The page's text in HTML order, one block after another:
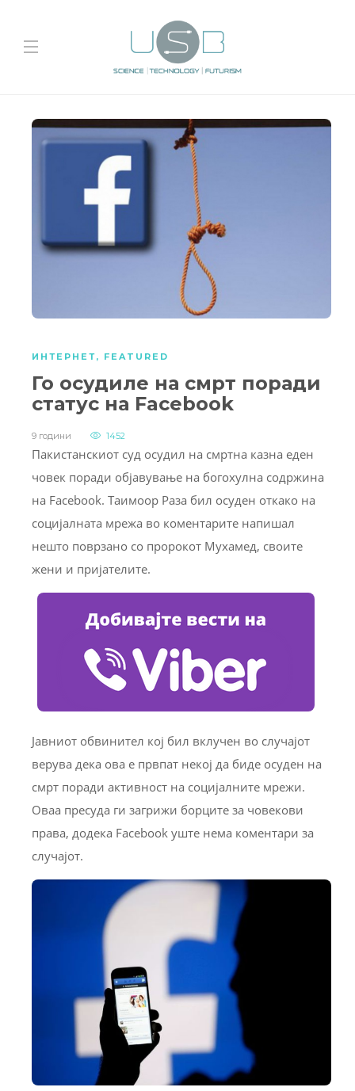
ИНТЕРНЕТ, FEATURED
Го осудиле на смрт поради
статус на Facebook
9 години 1452
Пакистанскиот суд осудил на смртна казна еден
човек поради објавување на богохулна содржина
на Facebook. Таимоор Раза бил осуден откако на
социјалната мрежа во коментарите напишал
нешто поврзано со пророкот Мухамед, своите
жени и пријателите.
Јавниот обвинител кој бил вклучен во случајот
верува дека ова е првпат некој да биде осуден на
смрт поради активност на социјалните мрежи.
Оваа пресуда ги загрижи борците за човекови
права, додека Facebook уште нема коментари за
случајот.